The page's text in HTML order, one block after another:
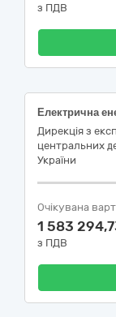
з ПДВ
Електрична
Дирекція з
центральних
України
Очікувана
1 583
з ПДВ